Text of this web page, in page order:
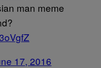
man meme
17, 2016